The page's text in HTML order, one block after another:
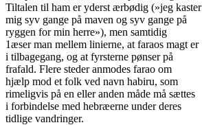
Tiltalen til ham er yderst ærbødig (»jeg kaster
mig syv gange på maven og syv gange på
ryggen for min herre»), men samtidig
1æser man mellem linierne, at faraos magt er
i tilbagegang, og at fyrsterne pønser på
frafald. Flere steder anmodes farao om
hjælp mod et folk ved navn habiru, som
rimeligvis på en eller anden måde må sættes
i forbindelse med hebræerne under deres
tidlige vandringer.